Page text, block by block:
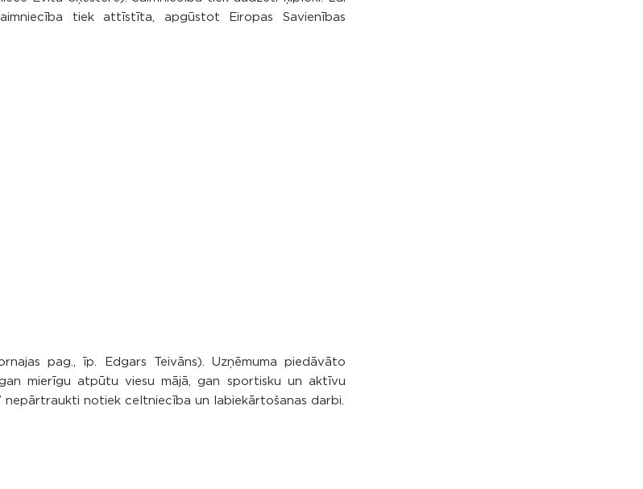
tiek attīstīta, apgūstot Eiropas Savienības
pag., īp. Edgars Teivāns). Uzņēmuma piedāvāto
mierīgu atpūtu viesu mājā, gan sportisku un aktīvu
nepārtraukti notiek celtniecība un labiekārtošanas darbi.